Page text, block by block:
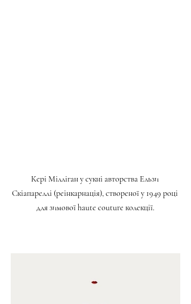
Кері Мілліган у сукні авторства Ельзи
Скіапареллі (реінкарнація), створеної у 1949 році
для зимової haute couture колекції.